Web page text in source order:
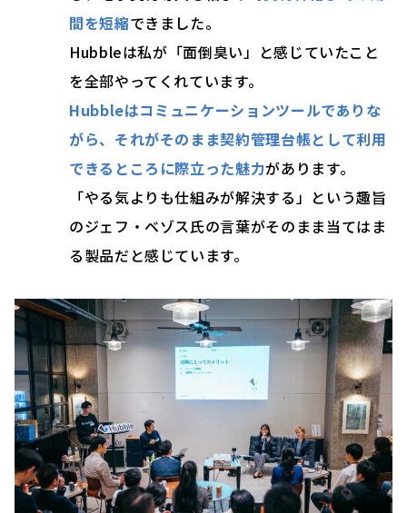
間を短縮できました。
Hubbleは私が「面倒臭い」と感じていたこと
を全部やってくれています。
Hubbleはコミュニケーションツールでありな
がら、それがそのまま契約管理台帳として利用
できるところに際立った魅力があります。
「やる気よりも仕組みが解決する」という趣旨
のジェフ・ベゾス氏の言葉がそのまま当てはま
る製品だと感じています。